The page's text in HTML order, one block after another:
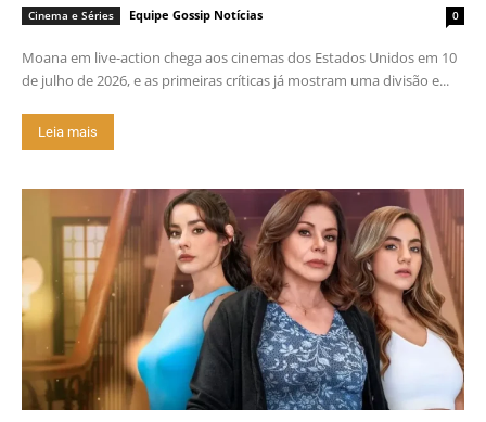
Cinema e Séries Equipe Gossip Notícias 0
Moana em live-action chega aos cinemas dos Estados Unidos em 10
de julho de 2026, e as primeiras críticas já mostram uma divisão e...
Leia mais